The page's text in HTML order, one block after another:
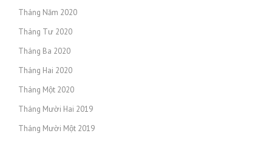
Tháng Năm 2020
Tháng Tư 2020
Tháng Ba 2020
Tháng Hai 2020
Tháng Một 2020
Tháng Mười Hai 2019
Tháng Mười Một 2019